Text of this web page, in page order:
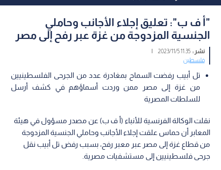
"أ ف ب": تعليق إجلاء الأجانب وحاملي
الجنسية المزدوجة من غزة عبر رفح إلى مصر
نشر :11:35 2023/11/5
|
فلسطين
تل أبيب رفضت السماح بمغادرة عدد من الجرحى الفلسطينيين
من غزة إلى مصر ممن وردت أسماؤهم في كشف أرسل
للسلطات المصرية
نقلت الوكالة الفرنسية للأنباء (أ ف ب) عن مصدر مسؤول في هيئة
المعابر أن حماس علقت إجلاء الأجانب وحاملي الجنسية المزدوجة
من قطاع غزة إلى مصر عبر معبر رفح، بسبب رفض تل أبيب نقل
جرحى فلسطينيين إلى مستشفيات مصرية.